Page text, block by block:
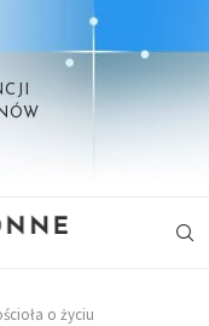
o życiu